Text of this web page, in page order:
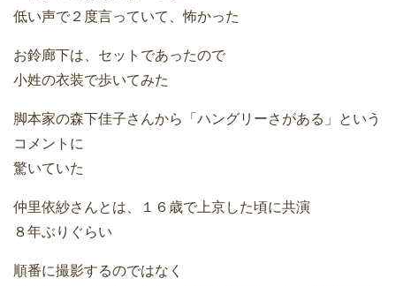
低い声で２度言っていて、怖かった
お鈴廊下は、セットであったので
小姓の衣装で歩いてみた
脚本家の森下佳子さんから「ハングリーさがある」という
コメントに
驚いていた
仲里依紗さんとは、１６歳で上京した頃に共演
８年ぶりぐらい
順番に撮影するのではなく